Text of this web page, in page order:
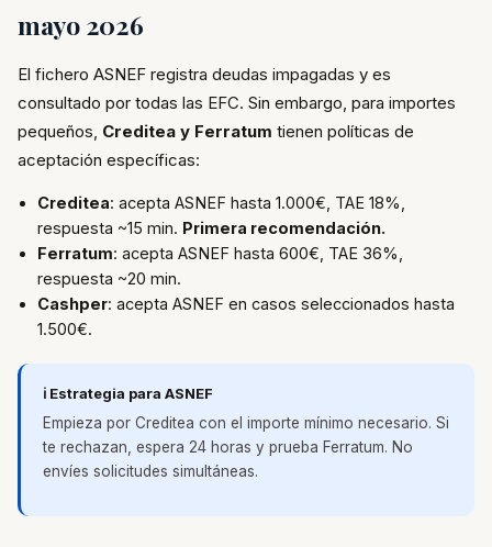
mayo 2026
El fichero ASNEF registra deudas impagadas y es
consultado por todas las EFC. Sin embargo, para importes
pequeños, Creditea y Ferratum tienen políticas de
aceptación específicas:
Creditea: acepta ASNEF hasta 1.000€, TAE 18%,
respuesta ~15 min. Primera recomendación.
Ferratum: acepta ASNEF hasta 600€, TAE 36%,
respuesta ~20 min.
Cashper: acepta ASNEF en casos seleccionados hasta
1.500€.
ℹ️ Estrategia para ASNEF
Empieza por Creditea con el importe mínimo necesario. Si
te rechazan, espera 24 horas y prueba Ferratum. No
envíes solicitudes simultáneas.